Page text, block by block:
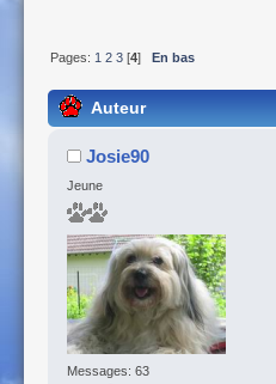
Pages: 1 2 3 [4] En bas
Auteur
Josie90
Jeune
Messages: 63